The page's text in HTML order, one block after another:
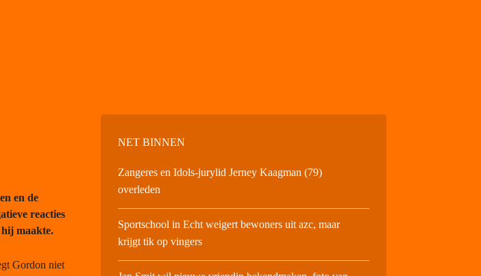
en de
reacties
maakte.
Gordon niet
NET BINNEN
Zangeres en Idols-jurylid Jerney Kaagman (79)
overleden
Sportschool in Echt weigert bewoners uit azc, maar
krijgt tik op vingers